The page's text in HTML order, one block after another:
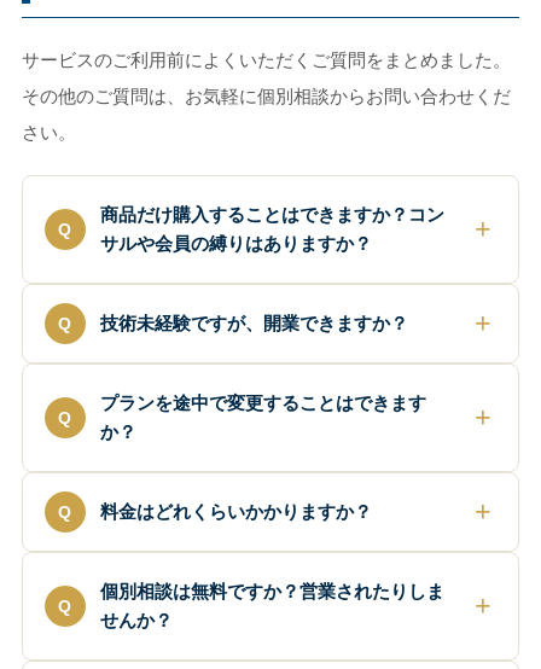
サービスのご利用前によくいただくご質問をまとめました。
その他のご質問は、お気軽に個別相談からお問い合わせくだ
さい。
商品だけ購入することはできますか？コン
サルや会員の縛りはありますか？
技術未経験ですが、開業できますか？
プランを途中で変更することはできます
か？
料金はどれくらいかかりますか？
個別相談は無料ですか？営業されたりしま
せんか？